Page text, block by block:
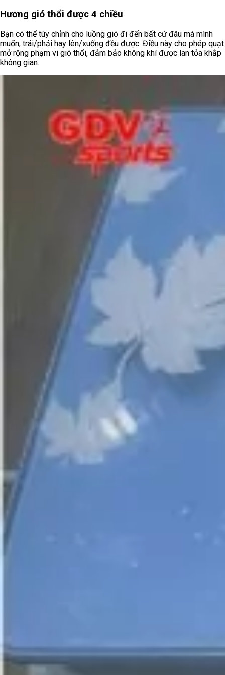
Hương gió thổi được 4 chiều
Bạn có thể tùy chỉnh cho luồng gió đi đến bất cứ đâu mà mình
muốn, trái/phải hay lên/xuống đều được. Điều này cho phép quạt
mở rộng phạm vi gió thổi, đảm bảo không khí được lan tỏa khắp
không gian.